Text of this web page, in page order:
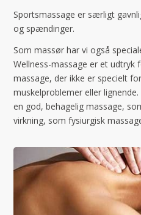
​Sportsmassage er særligt
og spændinger. ​
​Som massør har vi også
Wellness-massage er et udtryk
massage, der ikke er specielt
muskelproblemer eller
en god, behagelig massage,
virkning, som fysiurgisk